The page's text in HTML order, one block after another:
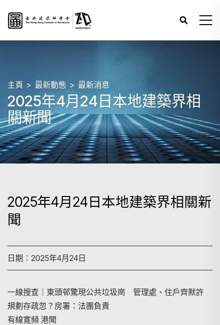
主頁 最新動態 最新消息
2025年4月24日本地建築界相
關新聞
2025年4月24日本地建築界相關新
聞
日期：2025年4月24日
一線搜查｜東頭邨驚現公共垃圾崗 管理處、住戶齊默許
規劃存疏忽？房署：法團負責
有線寛頻 港聞